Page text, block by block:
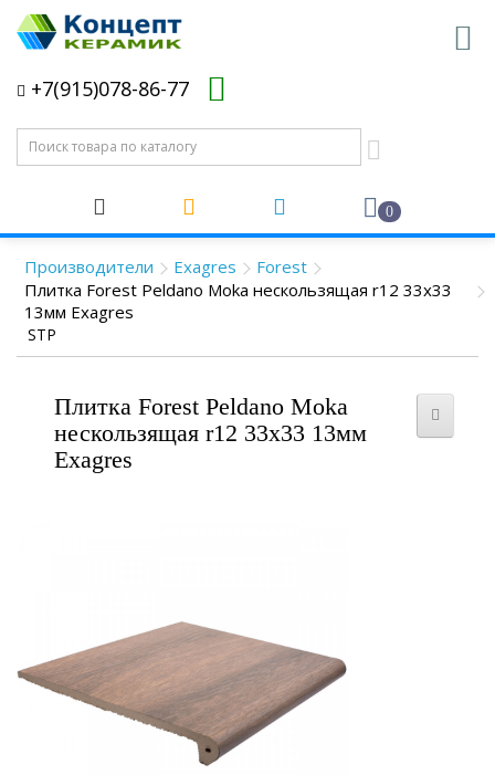
+7(915)078-86-77
0
Производители Exagres
Forest
Плитка Forest Peldano Moka нескользящая r12 33x33
13мм Exagres
STP
Плитка Forest Peldano Moka
нескользящая r12 33x33 13мм
Exagres